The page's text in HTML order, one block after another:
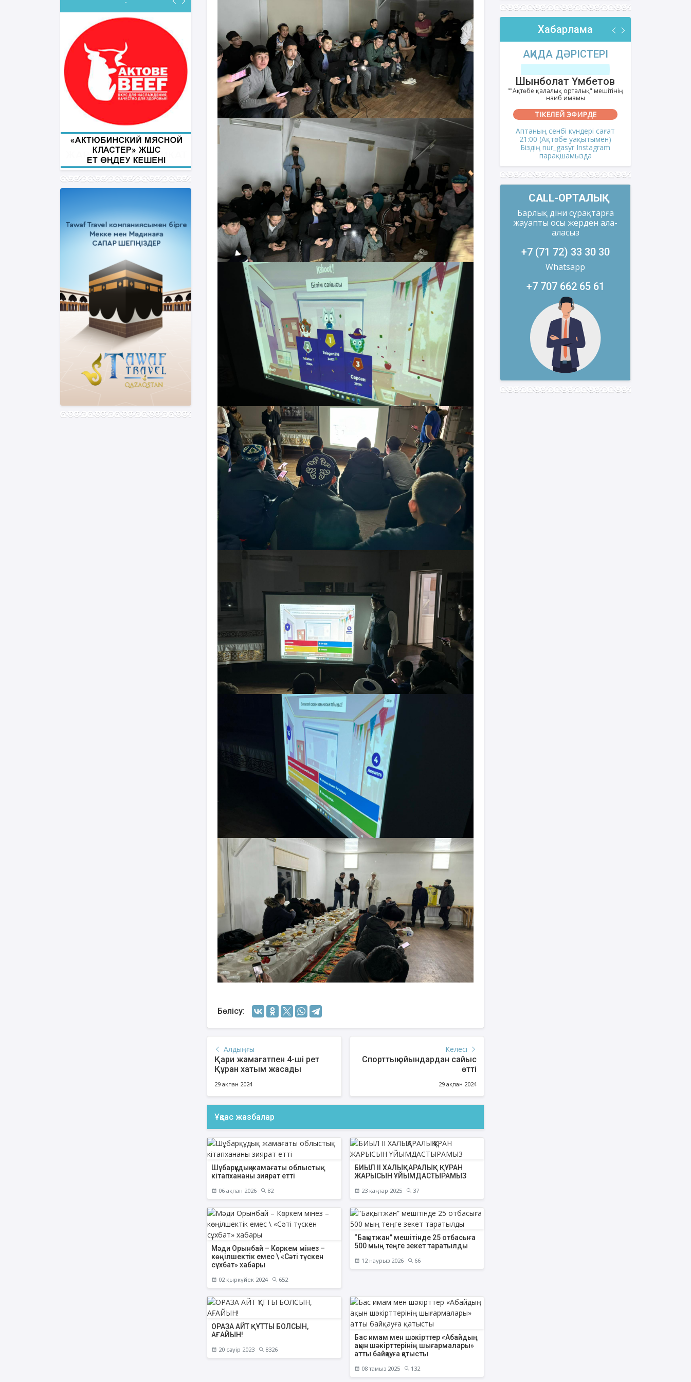
Бөлісу:
Алдыңғы
Қари жамағатпен 4-ші рет
Құран хатым жасады
29 ақпан 2024
Келесі
Спорттық ойындардан сайыс
өтті
29 ақпан 2024
Ұқсас жазбалар
Шұбарқұдық жамағаты облыстық
кітапхананы зиярат етті
06 ақпан 2026 82
БИЫЛ ІІ ХАЛЫҚАРАЛЫҚ ҚҰРАН
ЖАРЫСЫН ҰЙЫМДАСТЫРАМЫЗ
23 қаңтар 2025 37
Мәди Орынбай – Көркем мінез –
көңілшектік емес \ «Сәті түскен
сұхбат» хабары
02 қыркүйек 2024 652
“Бақытжан” мешітінде 25 отбасыға
500 мың теңге зекет таратылды
12 наурыз 2026 66
ОРАЗА АЙТ ҚҰТТЫ БОЛСЫН,
АҒАЙЫН!
20 сәуір 2023 8326
Бас имам мен шәкірттер «Абайдың
ақын шәкірттерінің шығармалары»
атты байқауға қатысты
08 тамыз 2025 132
Хабарлама
ФИҚҺ ДӘРІСТЕРІ
Нұрбол Смағұлов
""Нұр Ғасыр" облыстық мешітінің
наиб имамы
ТІКЕЛЕЙ ЭФИРДЕ
Аптаның сәрсенбі күндері сағат
21:00 (Ақтөбе уақытымен)
Біздің nur_gasyr Instagram
парақшамызда
АҚИДА ДӘРІСТЕРІ
Шынболат Үмбетов
""Ақтөбе қалалық орталық" мешітінің
наиб имамы
ТІКЕЛЕЙ ЭФИРДЕ
Аптаның сенбі күндері сағат
21:00 (Ақтөбе уақытымен)
Біздің nur_gasyr Instagram
парақшамызда
ФИҚҺ ДӘРІСТЕРІ
Нұрбол Смағұлов
""Нұр Ғасыр" облыстық мешітінің
наиб имамы
ТІКЕЛЕЙ ЭФИРДЕ
Аптаның сәрсенбі күндері сағат
21:00 (Ақтөбе уақытымен)
Біздің nur_gasyr Instagram
парақшамызда
АҚИДА ДӘРІСТЕРІ
Шынболат Үмбетов
""Ақтөбе қалалық орталық" мешітінің
наиб имамы
ТІКЕЛЕЙ ЭФИРДЕ
Аптаның сенбі күндері сағат
21:00 (Ақтөбе уақытымен)
Біздің nur_gasyr Instagram
парақшамызда
CALL-ОРТАЛЫҚ
Барлық діни сұрақтарға
жауапты осы жерден ала-
аласыз
+7 (71 72) 33 30 30
Whatsapp
+7 707 662 65 61